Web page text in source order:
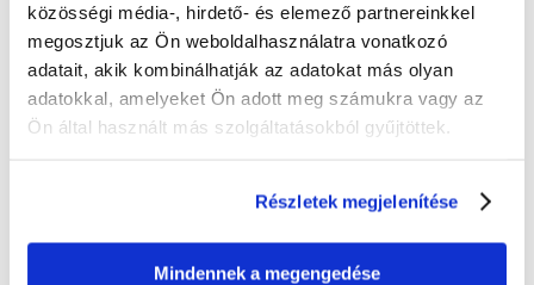
közösségi média-, hirdető- és elemező partnereinkkel
megosztjuk az Ön weboldalhasználatra vonatkozó
adatait, akik kombinálhatják az adatokat más olyan
adatokkal, amelyeket Ön adott meg számukra vagy az
Ön által használt más szolgáltatásokból gyűjtöttek.
Részletek megjelenítése
Mindennek a megengedése
Finom fogazású fésű 22 cm hosszúsággal, ideális a hosszú és rövid haj
simítására. Műanyag fogantyúval rendelkezik, gumi vagy fém
markolattal a biztos fogásért. Hatékonyan kifésüli a külső szőrzetet és
az aljszőrzetet, így a szőrzet sima és fényes marad. Ez a tökéletes termék
minden olyan állattartó számára, akinek fontos a kedvence szőrzetének
egészséges és szép megjelenése.